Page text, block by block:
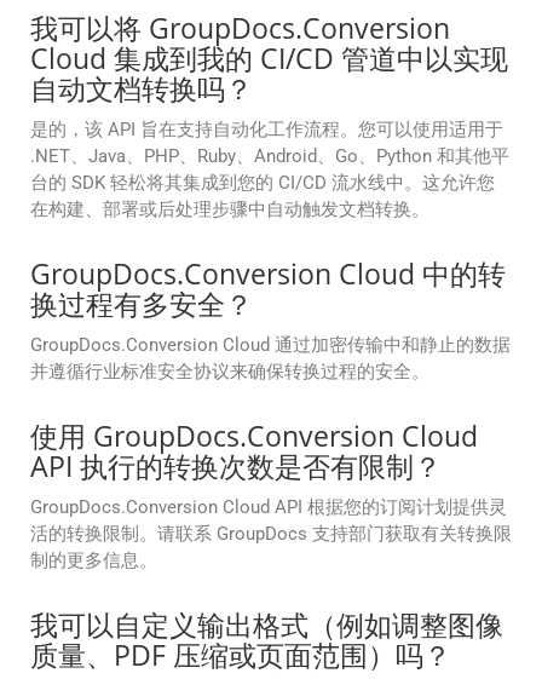
我可以将 GroupDocs.Conversion
Cloud 集成到我的 CI/CD 管道中以实现
自动文档转换吗？
是的，该 API 旨在支持自动化工作流程。您可以使用适用于
.NET、Java、PHP、Ruby、Android、Go、Python 和其他平
台的 SDK 轻松将其集成到您的 CI/CD 流水线中。这允许您
在构建、部署或后处理步骤中自动触发文档转换。
GroupDocs.Conversion Cloud 中的转
换过程有多安全？
GroupDocs.Conversion Cloud 通过加密传输中和静止的数据
并遵循行业标准安全协议来确保转换过程的安全。
使用 GroupDocs.Conversion Cloud
API 执行的转换次数是否有限制？
GroupDocs.Conversion Cloud API 根据您的订阅计划提供灵
活的转换限制。请联系 GroupDocs 支持部门获取有关转换限
制的更多信息。
我可以自定义输出格式（例如调整图像
质量、PDF 压缩或页面范围）吗？